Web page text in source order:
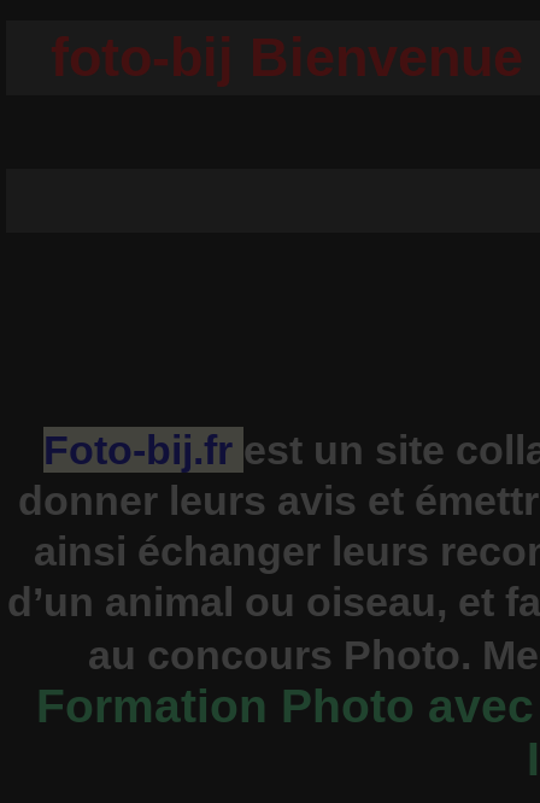
foto-bij
Foto-bij.fr est un site
donner leurs avis et
ainsi échanger leurs
d’un animal ou oiseau, et
au concours Photo.
Formation Photo